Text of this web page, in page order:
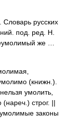
русских
под. ред. Н.
же …
(книжн.).
умолить,
строг. ||
законы